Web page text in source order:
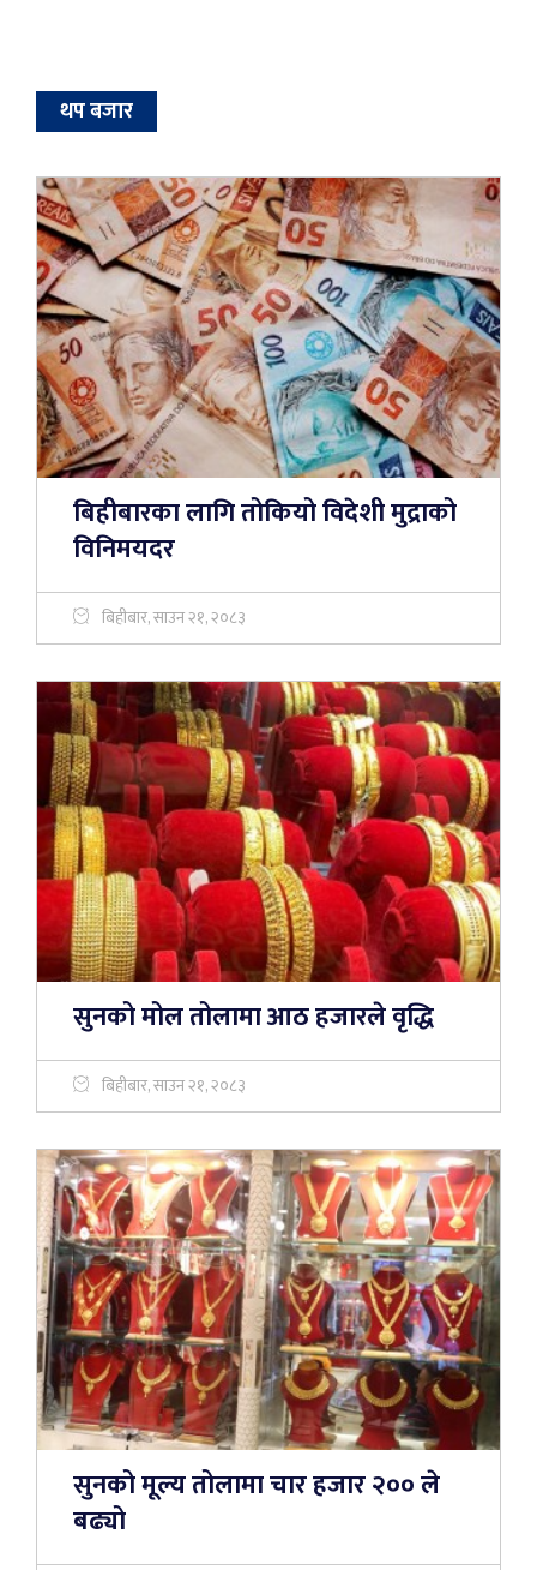
थप बजार
बिहीबारका लागि तोकियो विदेशी मुद्राको
विनिमयदर
बिहीबार, साउन २१, २०८३
सुनको मोल तोलामा आठ हजारले वृद्धि
बिहीबार, साउन २१, २०८३
सुनको मूल्य तोलामा चार हजार २०० ले
बढ्यो